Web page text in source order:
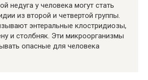
недуга у человека могут стать
из второй и четвертой группы.
энтеральные клостридиозы,
и столбняк. Эти микроорганизмы
опасные для человека